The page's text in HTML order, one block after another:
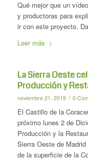
Qué mejor que un
y productoras para
ir con este proyecto.
Leer más
La Sierra Oeste
Producción y
noviembre 21, 2019 / 0
El Castillo de la
próximo lunes 2 de
Producción y la
Sierra Oeste de
de la superficie de la